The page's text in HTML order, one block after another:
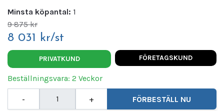
Minsta köpantal: 1
9 875 kr
8 031 kr/st
PRIVATKUND FÖRETAGSKUND
Beställningsvara: 2 Veckor
- + FÖRBESTÄLL NU